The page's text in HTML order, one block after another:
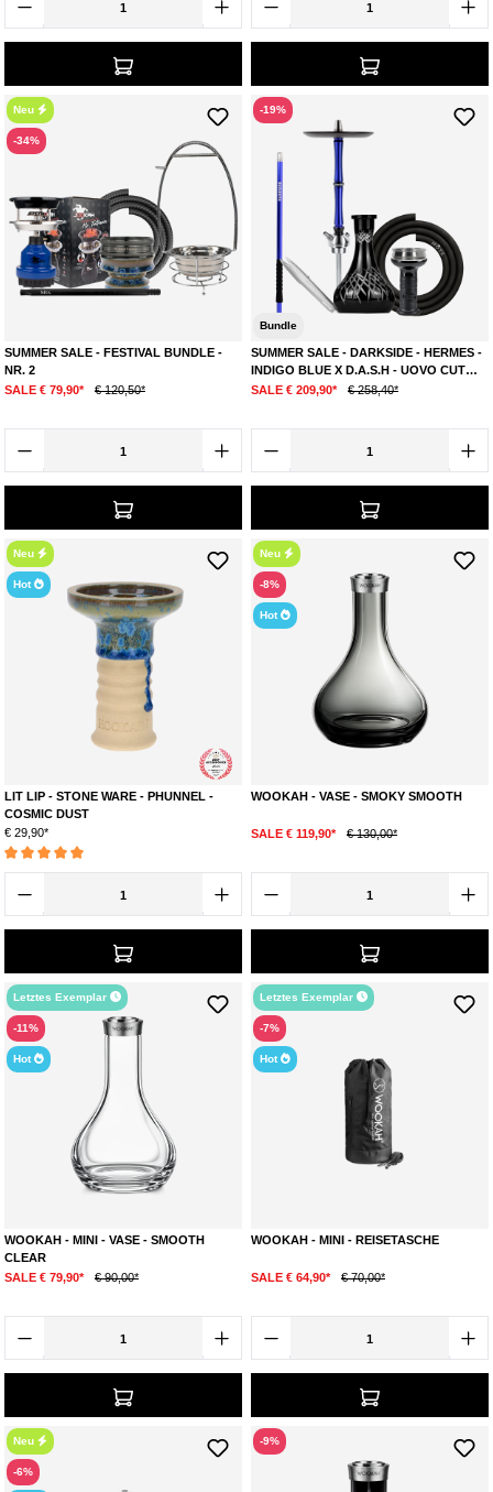
Neu
-34%
SUMMER SALE - FESTIVAL BUNDLE -
NR. 2
SALE € 79,90*
€ 120,50*
-19%
Bundle
SUMMER SALE - DARKSIDE - HERMES -
INDIGO BLUE X D.A.S.H - UOVO CUT
BLACK
SALE € 209,90* € 258,40*
Neu
Hot
LIT LIP - STONE WARE - PHUNNEL -
COSMIC DUST
€ 29,90*
Durchschnittliche Bewertung von 5 von 5 Sternen
Neu
-8%
Hot
WOOKAH - VASE - SMOKY SMOOTH
SALE € 119,90* € 130,00*
Letztes Exemplar
-11%
Hot
WOOKAH - MINI - VASE - SMOOTH
CLEAR
SALE € 79,90*
€ 90,00*
Letztes Exemplar
-7%
Hot
WOOKAH - MINI - REISETASCHE
SALE € 64,90* € 70,00*
Neu
-6%
-9%